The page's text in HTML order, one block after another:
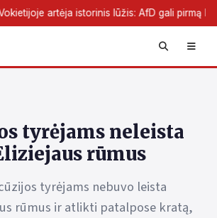
istorinis lūžis: AfD gali pirmą kartą perimti
tyrėjams neleista
rūmus
tyrėjams nebuvo leista
rūmus ir atlikti patalpose kratą,